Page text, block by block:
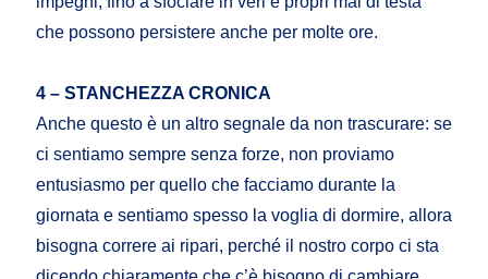
che possono persistere anche per molte ore.
4 – STANCHEZZA CRONICA
Anche questo è un altro segnale da non trascurare: se
ci sentiamo sempre senza forze, non proviamo
entusiasmo per quello che facciamo durante la
giornata e sentiamo spesso la voglia di dormire, allora
bisogna correre ai ripari, perché il nostro corpo ci sta